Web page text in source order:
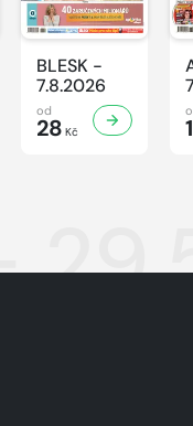
BLESK -
7.8.2026
od
28 Kč
SVĚTLÝ/TMAVÝ REŽIM